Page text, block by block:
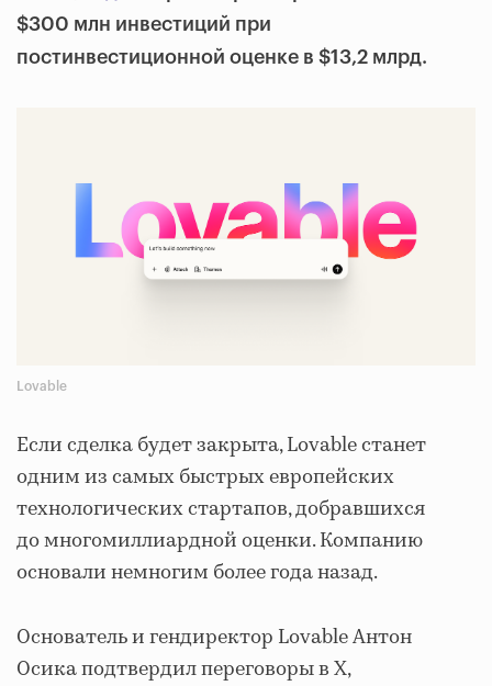
$300 млн инвестиций при
постинвестиционной оценке в $13,2 млрд.
Lovable
Если сделка будет закрыта, Lovable станет
одним из самых быстрых европейских
технологических стартапов, добравшихся
до многомиллиардной оценки. Компанию
основали немногим более года назад.
Основатель и гендиректор Lovable Антон
Осика подтвердил переговоры в X,